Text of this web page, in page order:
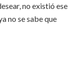
no existió ese
no se sabe que